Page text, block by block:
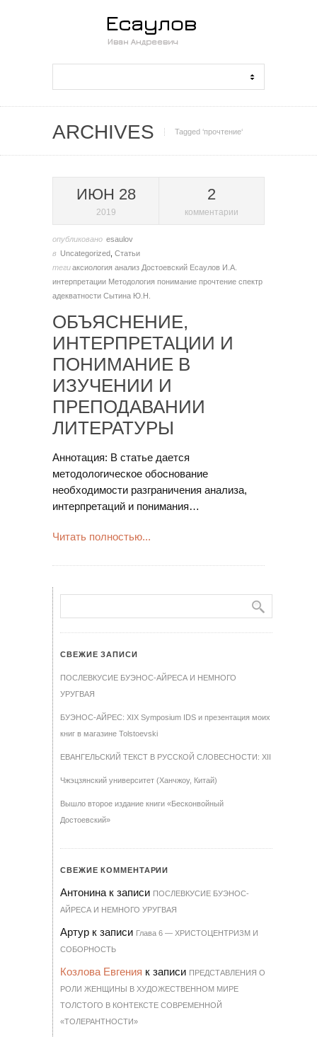
ARCHIVES Tagged ‘прочтение‘
ИЮН 28
2019
2
комментарии
опубликовано esaulov
в Uncategorized Статьи
тегиаксиология анализ Достоевский Есаулов И.А.
интерпретации Методология понимание прочтение спектр
адекватности Сытина Ю.Н.
ОБЪЯСНЕНИЕ,
ИНТЕРПРЕТАЦИИ И
ПОНИМАНИЕ В
ИЗУЧЕНИИ И
ПРЕПОДАВАНИИ
ЛИТЕРАТУРЫ
Аннотация: В статье дается
методологическое обоснование
необходимости разграничения анализа,
интерпретаций и понимания…
Читать полностью...
СВЕЖИЕ ЗАПИСИ
ПОСЛЕВКУСИЕ БУЭНОС-АЙРЕСА И НЕМНОГО
УРУГВАЯ
БУЭНОС-АЙРЕС: XIX Symposium IDS и презентация моих
книг в магазине Tolstoevski
ЕВАНГЕЛЬСКИЙ ТЕКСТ В РУССКОЙ СЛОВЕСНОСТИ: XII
Чжэцзянский университет (Ханчжоу, Китай)
Вышло второе издание книги «Бесконвойный
Достоевский»
СВЕЖИЕ КОММЕНТАРИИ
Антонина к записи ПОСЛЕВКУСИЕ БУЭНОС-
АЙРЕСА И НЕМНОГО УРУГВАЯ
Артур к записи Гла­ва 6 — ХРИ­С­ТО­ЦЕН­Т­РИЗМ И
СО­БОР­НОСТЬ
Козлова Евгения к записи ПРЕДСТАВЛЕНИЯ О
РОЛИ ЖЕНЩИНЫ В ХУДОЖЕСТВЕННОМ МИРЕ
ТОЛСТОГО В КОНТЕКСТЕ СОВРЕМЕННОЙ
«ТОЛЕРАНТНОСТИ»